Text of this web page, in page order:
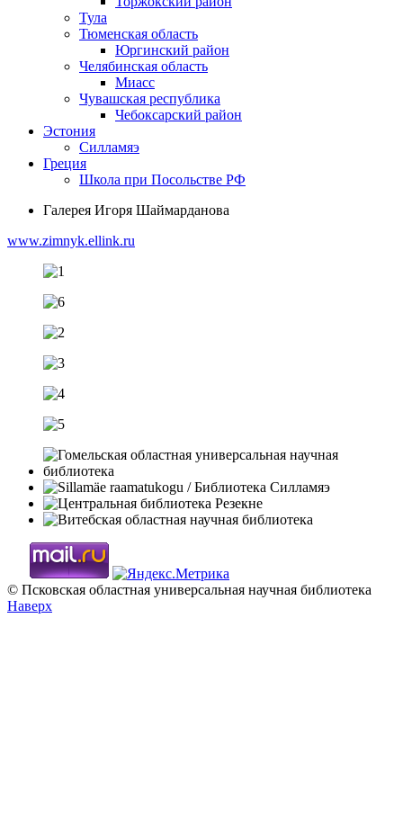
Тула
Тюменская область
Юргинский район
Челябинская область
Миасс
Чувашская республика
Чебоксарский район
Эстония
Силламяэ
Греция
Школа при Посольстве РФ
Галерея Игоря Шаймарданова
www.zimnyk.ellink.ru
© Псковская областная универсальная научная библиотека
Наверх